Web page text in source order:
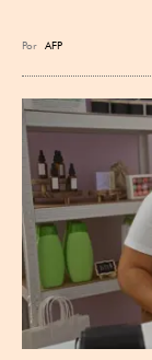
Por AFP